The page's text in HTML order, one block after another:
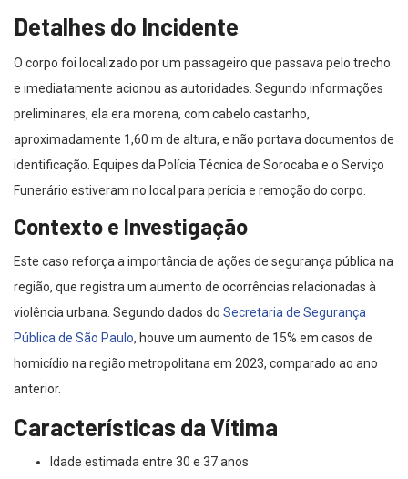
Detalhes do Incidente
O corpo foi localizado por um passageiro que passava pelo trecho
e imediatamente acionou as autoridades. Segundo informações
preliminares, ela era morena, com cabelo castanho,
aproximadamente 1,60 m de altura, e não portava documentos de
identificação. Equipes da Polícia Técnica de Sorocaba e o Serviço
Funerário estiveram no local para perícia e remoção do corpo.
Contexto e Investigação
Este caso reforça a importância de ações de segurança pública na
região, que registra um aumento de ocorrências relacionadas à
violência urbana. Segundo dados do Secretaria de Segurança
Pública de São Paulo, houve um aumento de 15% em casos de
homicídio na região metropolitana em 2023, comparado ao ano
anterior.
Características da Vítima
Idade estimada entre 30 e 37 anos